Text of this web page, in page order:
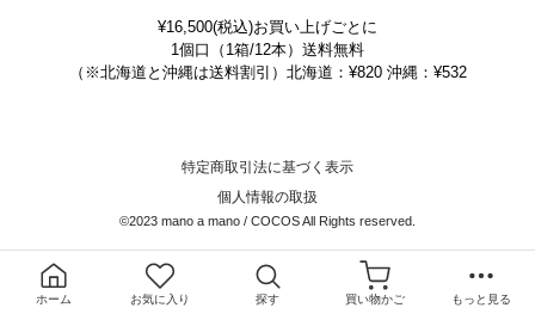
¥16,500(税込)お買い上げごとに
1個口（1箱/12本）送料無料
（※北海道と沖縄は送料割引）北海道：¥820 沖縄：¥532
特定商取引法に基づく表示
個人情報の取扱
©2023 mano a mano / COCOS All Rights reserved.
ホーム お気に入り 探す 買い物かご もっと見る